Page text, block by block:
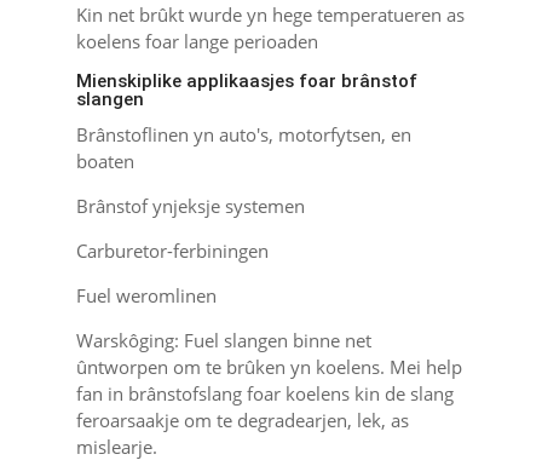
Kin net brûkt wurde yn hege temperatueren as
koelens foar lange perioaden
Mienskiplike applikaasjes foar brânstof
slangen
Brânstoflinen yn auto's, motorfytsen, en
boaten
Brânstof ynjeksje systemen
Carburetor-ferbiningen
Fuel weromlinen
Warskôging: Fuel slangen binne net
ûntworpen om te brûken yn koelens. Mei help
fan in brânstofslang foar koelens kin de slang
feroarsaakje om te degradearjen, lek, as
mislearje.